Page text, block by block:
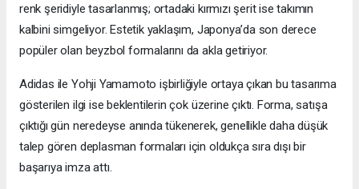
renk şeridiyle tasarlanmış; ortadaki kırmızı şerit ise takımın
kalbini simgeliyor. Estetik yaklaşım, Japonya’da son derece
popüler olan beyzbol formalarını da akla getiriyor.
Adidas ile Yohji Yamamoto işbirliğiyle ortaya çıkan bu tasarıma
gösterilen ilgi ise beklentilerin çok üzerine çıktı. Forma, satışa
çıktığı gün neredeyse anında tükenerek, genellikle daha düşük
talep gören deplasman formaları için oldukça sıra dışı bir
başarıya imza attı.